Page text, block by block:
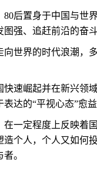
后置身于中国与世
强、追赶前沿的奋斗
世界的时代浪潮，
速崛起并在新兴领
达的“平视心态”愈益
一定程度上反映着国
造个人，个人又如何
。